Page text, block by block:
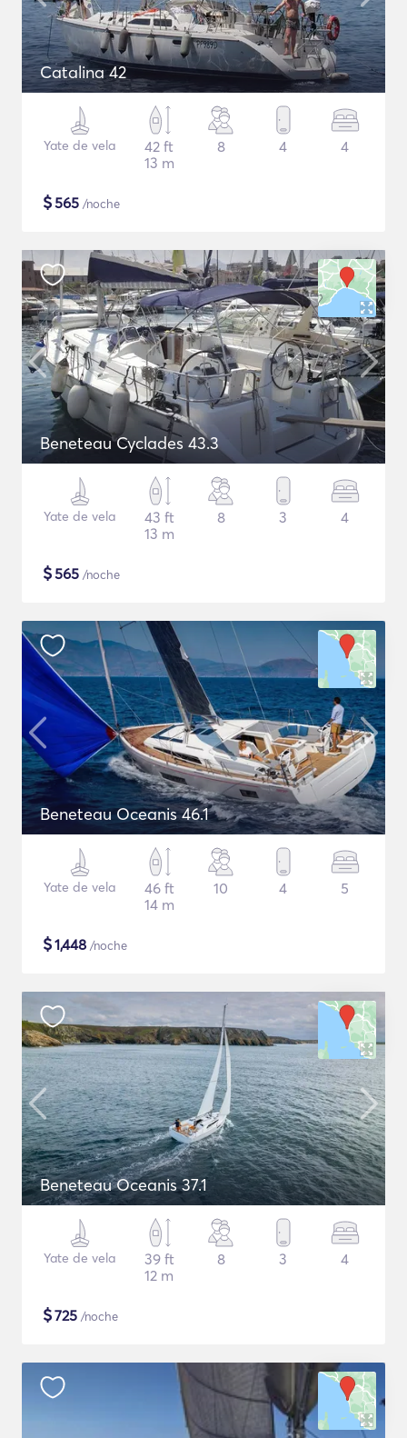
Catalina 42
Yate de vela
42 ft
13 m
8 4 4
$565 /noche
Beneteau Cyclades 43.3
Yate de vela
43 ft
13 m
8 3 4
$565 /noche
Beneteau Oceanis 46.1
Yate de vela
46 ft
14 m
10 4 5
$1,448 /noche
Beneteau Oceanis 37.1
Yate de vela
39 ft
12 m
8 3 4
$725 /noche